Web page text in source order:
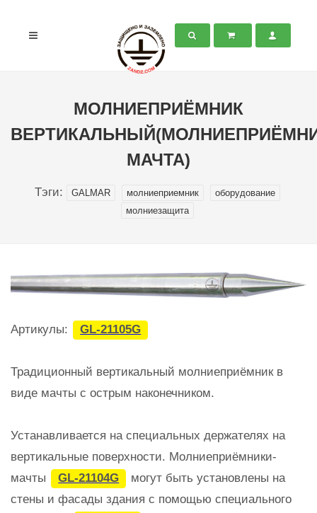
МОЛНИЕПРИЁМНИК
МАЧТА)
Тэги: GALMAR молниеприемник
оборудование
молниезащита
Артикулы: GL-21105G
Традиционный вертикальный молниеприёмник в
виде мачты с острым наконечником.
Устанавливается на специальных держателях на
вертикальные поверхности. Молниеприёмники-
мачты
GL-21104G
могут быть установлены на
стены и фасады здания с помощью специального